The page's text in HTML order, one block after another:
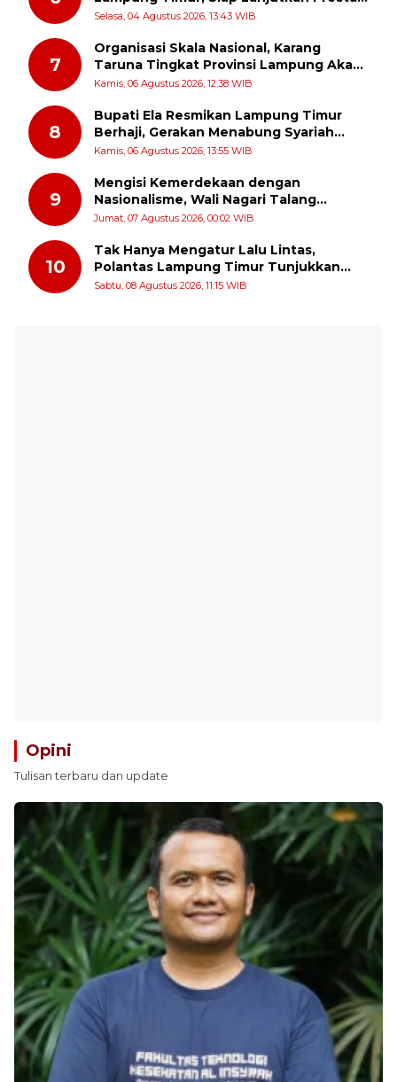
Gemilang AKBP Heti Patmawati
Selasa, 04 Agustus 2026, 13:43 WIB
7
Organisasi Skala Nasional, Karang
Taruna Tingkat Provinsi Lampung Akan
Melakukan Temu Karya pada tanggal 7
Kamis, 06 Agustus 2026, 12:38 WIB
8
Bupati Ela Resmikan Lampung Timur
Berhaji, Gerakan Menabung Syariah
untuk Wujudkan Impian ke Tanah Suci
Kamis, 06 Agustus 2026, 13:55 WIB
9
Mengisi Kemerdekaan dengan
Nasionalisme, Wali Nagari Talang
Serukan Pengibaran Bendera Merah
Jumat, 07 Agustus 2026, 00:02 WIB
10
Tak Hanya Mengatur Lalu Lintas,
Polantas Lampung Timur Tunjukkan
Kepedulian Sosial
Sabtu, 08 Agustus 2026, 11:15 WIB
Opini
Tulisan terbaru dan update